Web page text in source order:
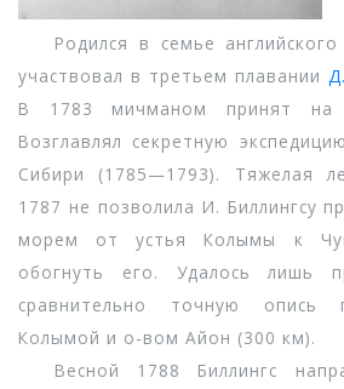
Родился в семье английского
участвовал в третьем плавании
В 1783 мичманом принят на
Возглавлял секретную
Сибири (1785—1793). Тяжелая
1787 не позволила И. Биллингсу
морем от устья Колымы к
обогнуть его. Удалось лишь
сравнительно точную опись
Колымой и о-вом Айон (300 км).
Весной 1788 Биллингс